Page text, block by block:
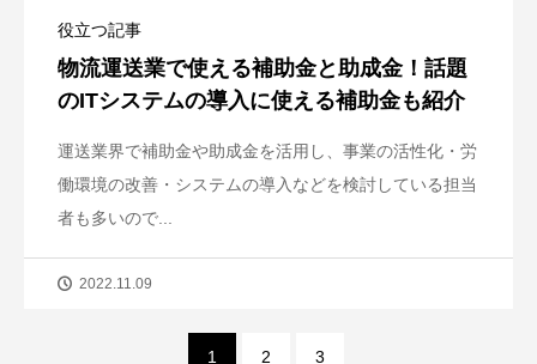
役立つ記事
物流運送業で使える補助金と助成金！話題
のITシステムの導入に使える補助金も紹介
運送業界で補助金や助成金を活用し、事業の活性化・労
働環境の改善・システムの導入などを検討している担当
者も多いので...
2022.11.09
1 2 3